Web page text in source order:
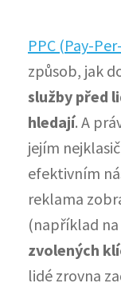
PPC (Pay-
způsob, jak
služby před
hledají. A
jejím
efektivním
reklama
(například na
zvolených
lidé zrovna